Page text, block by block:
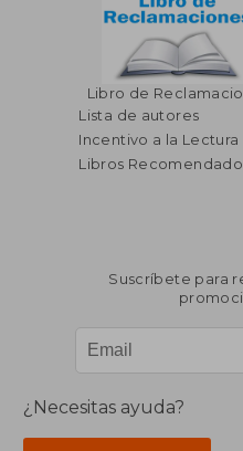
Libro de
Lista de autores
Incentivo a la Lectura
Libros
Suscríbete para
¿Necesitas ayuda?